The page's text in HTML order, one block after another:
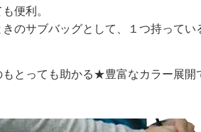
便利。
のサブバッグとして、１つ持って
もとっても助かる★豊富なカラー展